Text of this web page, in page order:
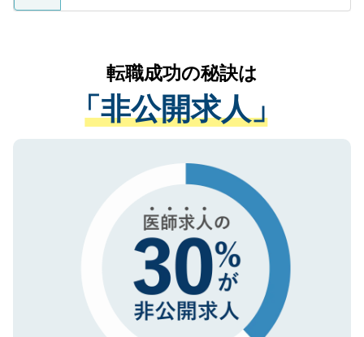
ているすべての個人データはご本人の許可
は、個人情報の取り扱いについての厳密な
管理基準を満たした事業者のみに付与され
る、プライバシーマークを取得済みです。
で、機密保持に関してもご安心ください。
かがいして、現在の医療機関の状況や紹介
経験をまじえながら、適切なアドバイスを
させていただきます。すぐにご転職をされ
ない方には、長期的なサポートが可能です
ので、まずはご登録ください。
転職成功の秘訣は
「非公開求人」